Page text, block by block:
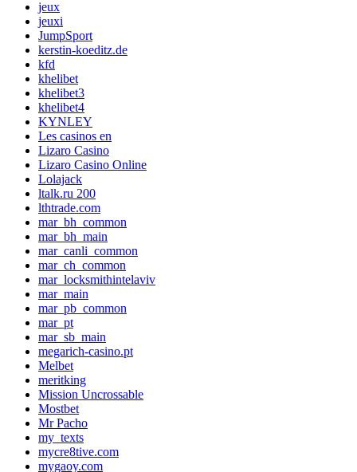
jeux
jeuxi
JumpSport
kerstin-koeditz.de
kfd
khelibet
khelibet3
khelibet4
KYNLEY
Les casinos en
Lizaro Casino
Lizaro Casino Online
Lolajack
ltalk.ru 200
lthtrade.com
mar_bh_common
mar_bh_main
mar_canli_common
mar_ch_common
mar_locksmithintelaviv
mar_main
mar_pb_common
mar_pt
mar_sb_main
megarich-casino.pt
Melbet
meritking
Mission Uncrossable
Mostbet
Mr Pacho
my_texts
mycre8tive.com
mygaoy.com